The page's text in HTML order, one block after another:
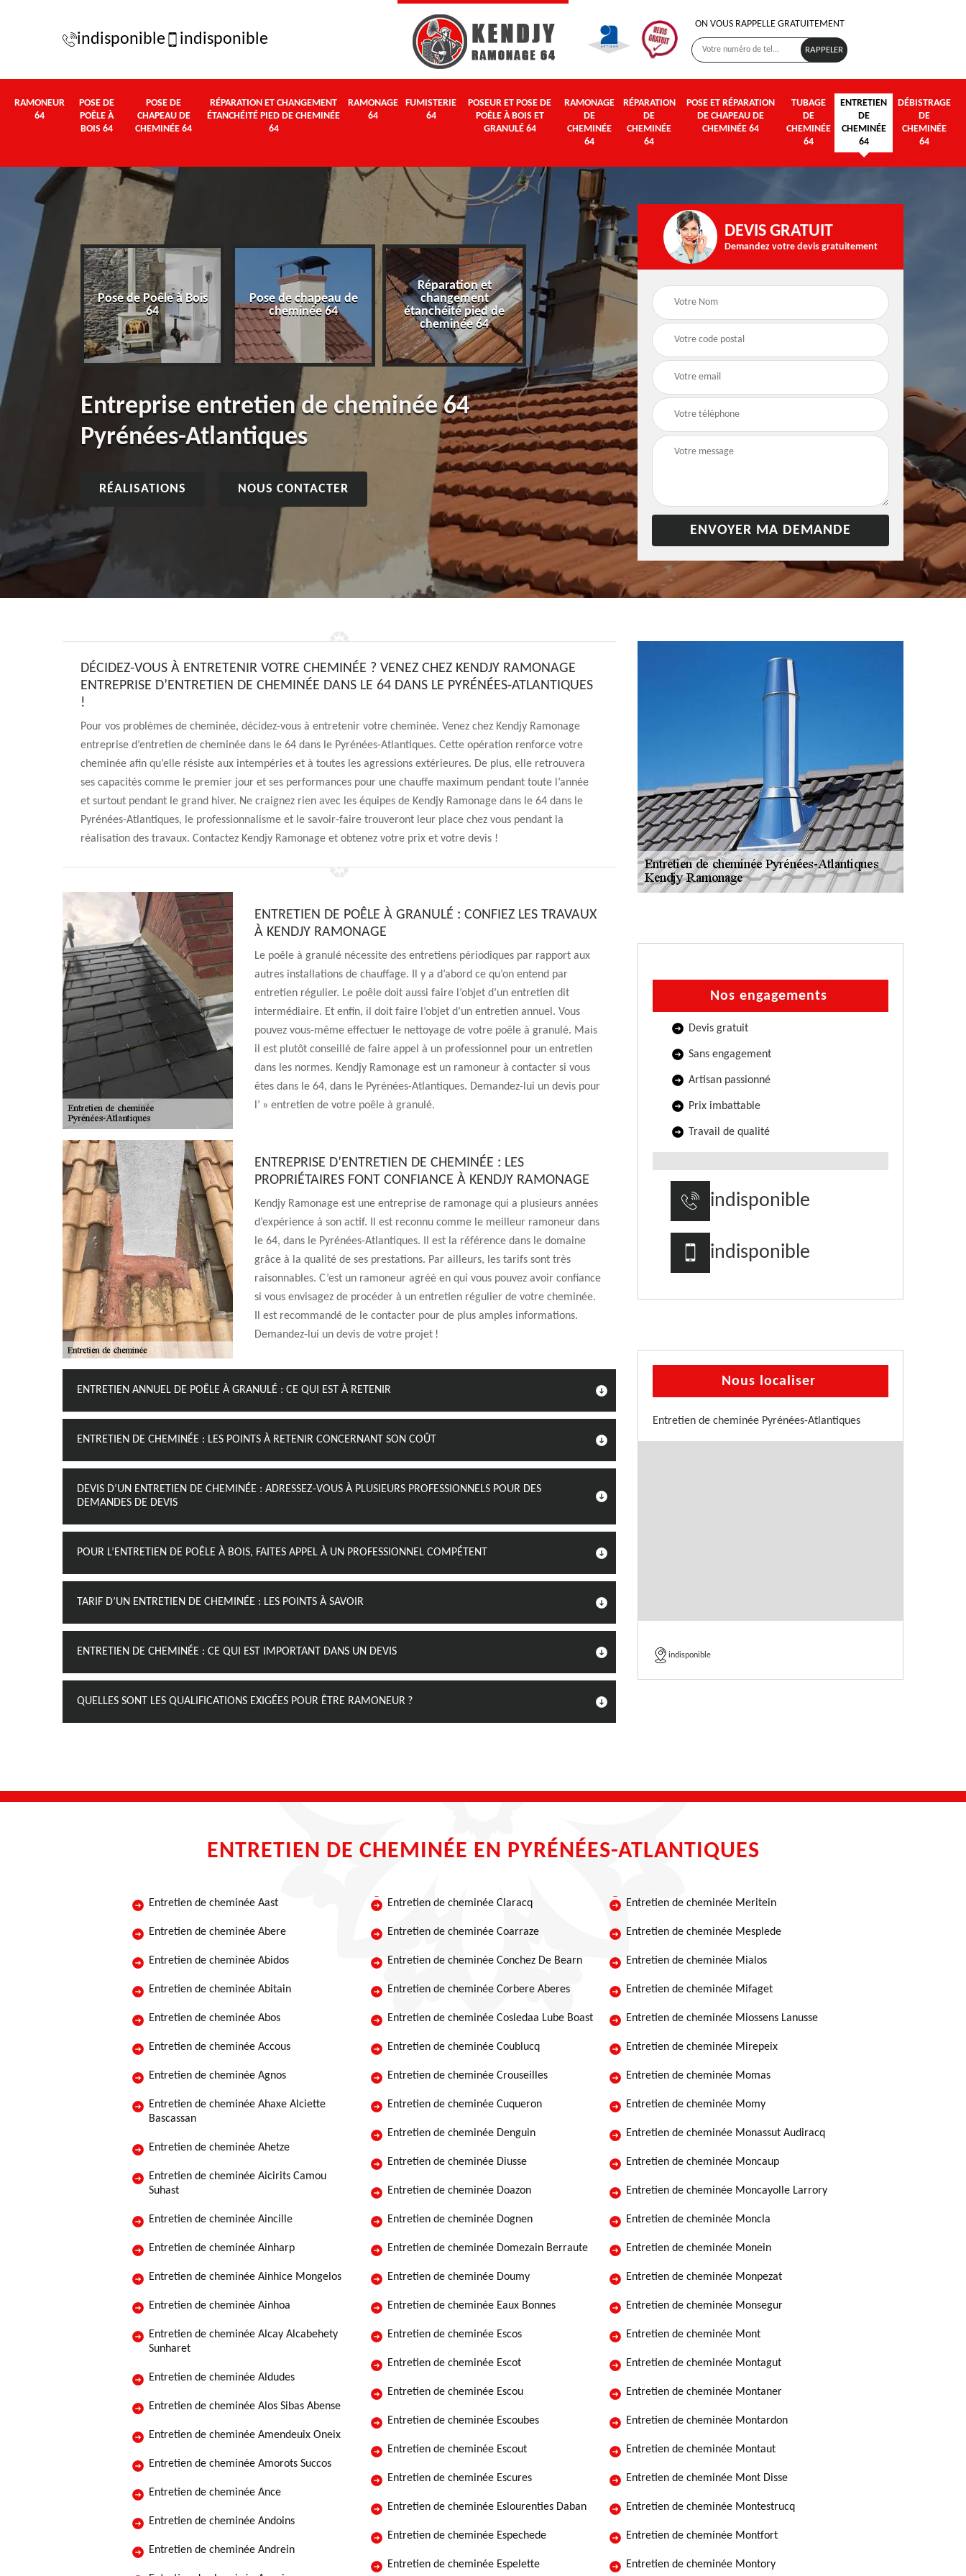
indisponible indisponible
ON VOUS RAPPELLE GRATUITEMENT
RAMONEUR
64
POSE DE
POÊLE À
BOIS 64
POSE DE
CHAPEAU DE
CHEMINÉE 64
RÉPARATION ET CHANGEMENT
ÉTANCHÉITÉ PIED DE CHEMINÉE
64
RAMONAGE
64
FUMISTERIE
64
POSEUR ET POSE DE
POÊLE À BOIS ET
GRANULÉ 64
RAMONAGE
DE
CHEMINÉE
64
RÉPARATION
DE
CHEMINÉE
64
POSE ET RÉPARATION
DE CHAPEAU DE
CHEMINÉE 64
TUBAGE
DE
CHEMINÉE
64
ENTRETIEN
DE
CHEMINÉE
64
DÉBISTRAGE
DE
CHEMINÉE
64
64
Pose de Poêle à Bois
64
Pose de chapeau de
cheminée 64
Réparation et
changement
étanchéité pied de
cheminée 64
Ramonage 64
Poseur et pose de
poêle à bois et
Entreprise entretien de cheminée 64
Pyrénées-Atlantiques
RÉALISATIONS NOUS CONTACTER
DEVIS GRATUIT
Demandez votre devis gratuitement
DÉCIDEZ-VOUS À ENTRETENIR VOTRE CHEMINÉE ? VENEZ CHEZ KENDJY RAMONAGE
ENTREPRISE D’ENTRETIEN DE CHEMINÉE DANS LE 64 DANS LE PYRÉNÉES-ATLANTIQUES
!
Pour vos problèmes de cheminée, décidez-vous à entretenir votre cheminée. Venez chez Kendjy Ramonage
entreprise d’entretien de cheminée dans le 64 dans le Pyrénées-Atlantiques. Cette opération renforce votre
cheminée afin qu’elle résiste aux intempéries et à toutes les agressions extérieures. De plus, elle retrouvera
ses capacités comme le premier jour et ses performances pour une chauffe maximum pendant toute l’année
et surtout pendant le grand hiver. Ne craignez rien avec les équipes de Kendjy Ramonage dans le 64 dans le
Pyrénées-Atlantiques, le professionnalisme et le savoir-faire trouveront leur place chez vous pendant la
réalisation des travaux. Contactez Kendjy Ramonage et obtenez votre prix et votre devis !
ENTRETIEN DE POÊLE À GRANULÉ : CONFIEZ LES TRAVAUX
À KENDJY RAMONAGE
Le poêle à granulé nécessite des entretiens périodiques par rapport aux
autres installations de chauffage. Il y a d’abord ce qu’on entend par
entretien régulier. Le poêle doit aussi faire l’objet d’un entretien dit
intermédiaire. Et enfin, il doit faire l’objet d’un entretien annuel. Vous
pouvez vous-même effectuer le nettoyage de votre poêle à granulé. Mais
il est plutôt conseillé de faire appel à un professionnel pour un entretien
dans les normes. Kendjy Ramonage est un ramoneur à contacter si vous
êtes dans le 64, dans le Pyrénées-Atlantiques. Demandez-lui un devis pour
l’ » entretien de votre poêle à granulé.
ENTREPRISE D’ENTRETIEN DE CHEMINÉE : LES
PROPRIÉTAIRES FONT CONFIANCE À KENDJY RAMONAGE
Kendjy Ramonage est une entreprise de ramonage qui a plusieurs années
d’expérience à son actif. Il est reconnu comme le meilleur ramoneur dans
le 64, dans le Pyrénées-Atlantiques. Il est la référence dans le domaine
grâce à la qualité de ses prestations. Par ailleurs, les tarifs sont très
raisonnables. C’est un ramoneur agréé en qui vous pouvez avoir confiance
si vous envisagez de procéder à un entretien régulier de votre cheminée.
Il est recommandé de le contacter pour de plus amples informations.
Demandez-lui un devis de votre projet !
ENTRETIEN ANNUEL DE POÊLE À GRANULÉ : CE QUI EST À RETENIR
ENTRETIEN DE CHEMINÉE : LES POINTS À RETENIR CONCERNANT SON COÛT
DEVIS D’UN ENTRETIEN DE CHEMINÉE : ADRESSEZ-VOUS À PLUSIEURS PROFESSIONNELS POUR DES
DEMANDES DE DEVIS
POUR L’ENTRETIEN DE POÊLE À BOIS, FAITES APPEL À UN PROFESSIONNEL COMPÉTENT
TARIF D’UN ENTRETIEN DE CHEMINÉE : LES POINTS À SAVOIR
ENTRETIEN DE CHEMINÉE : CE QUI EST IMPORTANT DANS UN DEVIS
QUELLES SONT LES QUALIFICATIONS EXIGÉES POUR ÊTRE RAMONEUR ?
Nos engagements
Devis gratuit
Sans engagement
Artisan passionné
Prix imbattable
Travail de qualité
indisponible
indisponible
Nous localiser
Entretien de cheminée Pyrénées-Atlantiques
indisponible
ENTRETIEN DE CHEMINÉE EN PYRÉNÉES-ATLANTIQUES
Entretien de cheminée Aast
Entretien de cheminée Abere
Entretien de cheminée Abidos
Entretien de cheminée Abitain
Entretien de cheminée Abos
Entretien de cheminée Accous
Entretien de cheminée Agnos
Entretien de cheminée Ahaxe Alciette
Bascassan
Entretien de cheminée Ahetze
Entretien de cheminée Aicirits Camou
Suhast
Entretien de cheminée Aincille
Entretien de cheminée Ainharp
Entretien de cheminée Ainhice Mongelos
Entretien de cheminée Ainhoa
Entretien de cheminée Alcay Alcabehety
Sunharet
Entretien de cheminée Aldudes
Entretien de cheminée Alos Sibas Abense
Entretien de cheminée Amendeuix Oneix
Entretien de cheminée Amorots Succos
Entretien de cheminée Ance
Entretien de cheminée Andoins
Entretien de cheminée Andrein
Entretien de cheminée Claracq
Entretien de cheminée Coarraze
Entretien de cheminée Conchez De Bearn
Entretien de cheminée Corbere Aberes
Entretien de cheminée Cosledaa Lube Boast
Entretien de cheminée Coublucq
Entretien de cheminée Crouseilles
Entretien de cheminée Cuqueron
Entretien de cheminée Denguin
Entretien de cheminée Diusse
Entretien de cheminée Doazon
Entretien de cheminée Dognen
Entretien de cheminée Domezain Berraute
Entretien de cheminée Doumy
Entretien de cheminée Eaux Bonnes
Entretien de cheminée Escos
Entretien de cheminée Escot
Entretien de cheminée Escou
Entretien de cheminée Escoubes
Entretien de cheminée Escout
Entretien de cheminée Escures
Entretien de cheminée Eslourenties Daban
Entretien de cheminée Espechede
Entretien de cheminée Espelette
Entretien de cheminée Meritein
Entretien de cheminée Mesplede
Entretien de cheminée Mialos
Entretien de cheminée Mifaget
Entretien de cheminée Miossens Lanusse
Entretien de cheminée Mirepeix
Entretien de cheminée Momas
Entretien de cheminée Momy
Entretien de cheminée Monassut Audiracq
Entretien de cheminée Moncaup
Entretien de cheminée Moncayolle Larrory
Entretien de cheminée Moncla
Entretien de cheminée Monein
Entretien de cheminée Monpezat
Entretien de cheminée Monsegur
Entretien de cheminée Mont
Entretien de cheminée Montagut
Entretien de cheminée Montaner
Entretien de cheminée Montardon
Entretien de cheminée Montaut
Entretien de cheminée Mont Disse
Entretien de cheminée Montestrucq
Entretien de cheminée Montfort
Entretien de cheminée Montory